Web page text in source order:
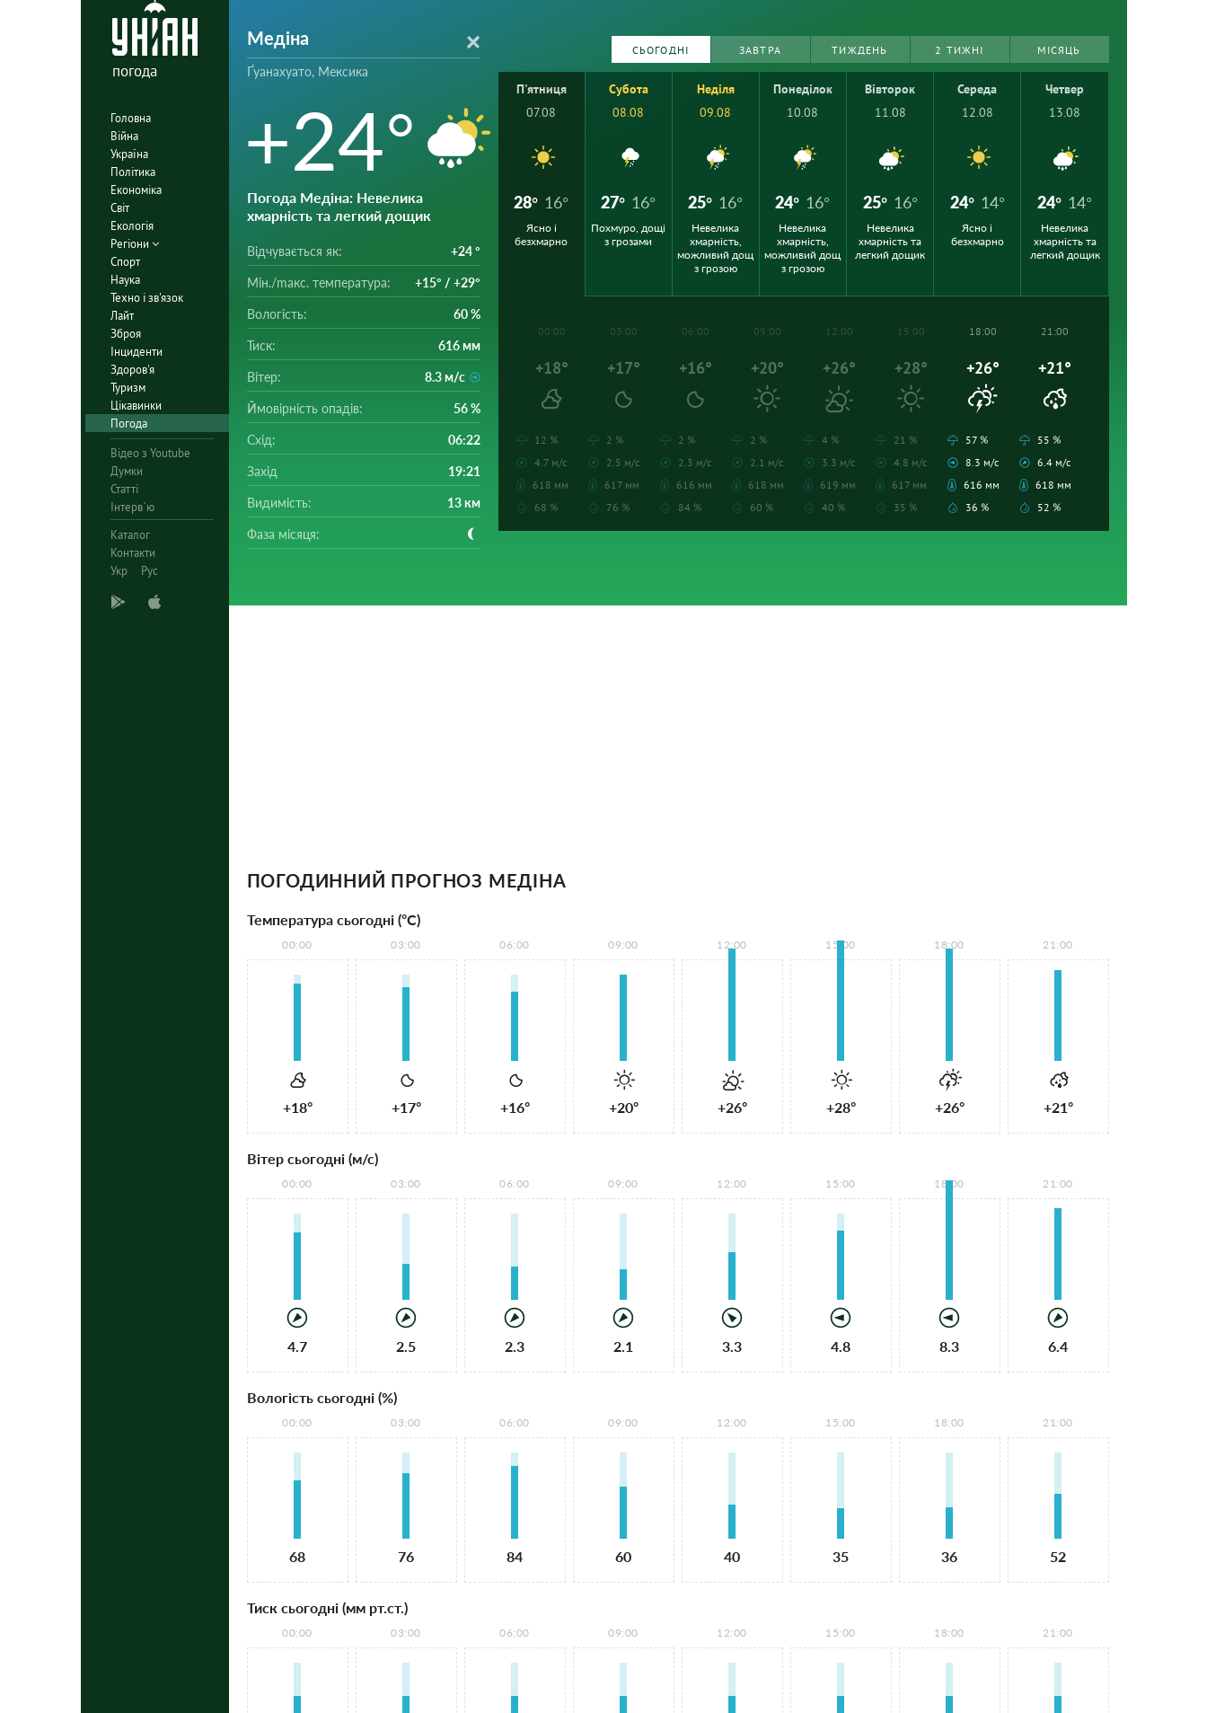
погода
Головна
Війна
Україна
Політика
Економіка
Світ
Екологія
Регіони
Спорт
Наука
Техно і зв'язок
Лайт
Зброя
Інциденти
Здоров'я
Туризм
Цікавинки
Погода
Відео з Youtube
Думки
Статті
Інтерв`ю
Каталог
Контакти
Укр
Рус
Медіна
Ґуанахуато, Мексика
+24°
Погода Медіна: Невелика
хмарність та легкий дощик
Відчувається як: +24 °
Мін./mакс. температура: +15° / +29°
Вологість: 60 %
Тиск: 616 мм
Вітер: 8.3 м/с
Ймовірність опадів: 56 %
Схід: 06:22
Захід 19:21
Видимість: 13 км
Фаза місяця:
СЬОГОДНІ ЗАВТРА ТИЖДЕНЬ 2 ТИЖНІ МІСЯЦЬ
П'ятниця
07.08
28° 16°
Ясно і
безхмарно
Субота
08.08
27° 16°
Похмуро, дощі
з грозами
Неділя
09.08
25° 16°
Невелика
хмарність,
можливий дощ
з грозою
Понеділок
10.08
24° 16°
Невелика
хмарність,
можливий дощ
з грозою
Вівторок
11.08
25° 16°
Невелика
хмарність та
легкий дощик
Середа
12.08
24° 14°
Ясно і
безхмарно
Четвер
13.08
24° 14°
Невелика
хмарність та
легкий дощик
00:00
+18°
12 %
4.7 м/с
618 мм
68 %
03:00
+17°
2 %
2.5 м/с
617 мм
76 %
06:00
+16°
2 %
2.3 м/с
616 мм
84 %
09:00
+20°
2 %
2.1 м/с
618 мм
60 %
12:00
+26°
4 %
3.3 м/с
619 мм
40 %
15:00
+28°
21 %
4.8 м/с
617 мм
35 %
18:00
+26°
57 %
8.3 м/с
616 мм
36 %
21:00
+21°
55 %
6.4 м/с
618 мм
52 %
ПОГОДИННИЙ ПРОГНОЗ МЕДІНА
Температура сьогодні (°С)
00:00
+18°
03:00
+17°
06:00
+16°
09:00
+20°
12:00
+26°
15:00
+28°
18:00
+26°
21:00
+21°
Вітер сьогодні (м/с)
00:00
4.7
03:00
2.5
06:00
2.3
09:00
2.1
12:00
3.3
15:00
4.8
18:00
8.3
21:00
6.4
Вологість сьогодні (%)
00:00
68
03:00
76
06:00
84
09:00
60
12:00
40
15:00
35
18:00
36
21:00
52
Тиск сьогодні (мм рт.ст.)
00:00 03:00 06:00 09:00 12:00 15:00 18:00 21:00